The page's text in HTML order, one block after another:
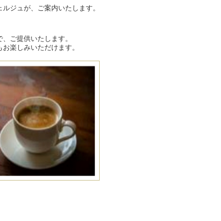
ジュが、ご案内いたします。
ご提供いたします。
楽しみいただけます。